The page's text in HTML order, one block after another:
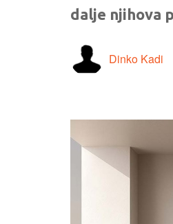
dalje njihova
Dinko Kadi